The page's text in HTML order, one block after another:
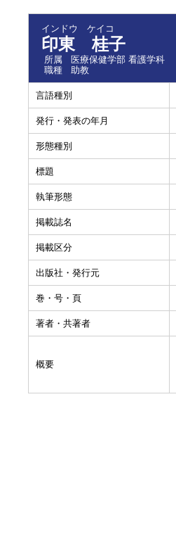
インドウ ケイコ
印東 桂子
所属
医療保健学部 看護学科
職種
助教
言語種別
発行・発表の年月
形態種別
標題
執筆形態
掲載誌名
掲載区分
出版社・発行元
巻・号・頁
著者・共著者
概要